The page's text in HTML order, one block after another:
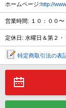
ホームページ:http://
営業時間: １０：００〜
定休日: 水曜日＆第２・
特定商取引法の表